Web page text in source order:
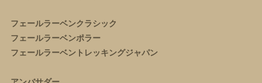
フェールラーベンクラシック
フェールラーベンポラー
フェールラーベントレッキングジャパン